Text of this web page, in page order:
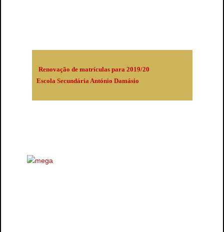
Renovação de matrículas para 2019/20
Escola Secundária António Damásio